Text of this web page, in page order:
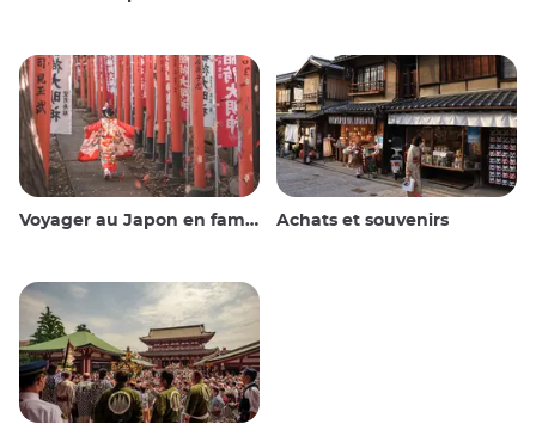
Voyager au Japon en famille Achats et souvenirs